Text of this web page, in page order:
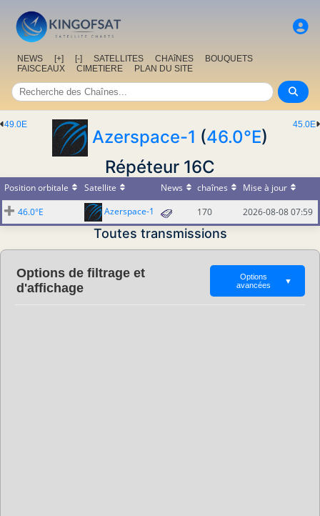
NEWS [+] [-] SATELLITES CHAîNES
BOUQUETS
FAISCEAUX
CIMETIERE PLAN DU SITE
45.0E
49.0E
Azerspace-1 (46.0°E)
Répéteur 16C
Position orbitale Satellite News chaînes
Mise à jour
46.0°E
Azerspace-1 170 2026-08-08 07:59
Toutes transmissions
Options de filtrage et
d'affichage
Options
avancées
▼